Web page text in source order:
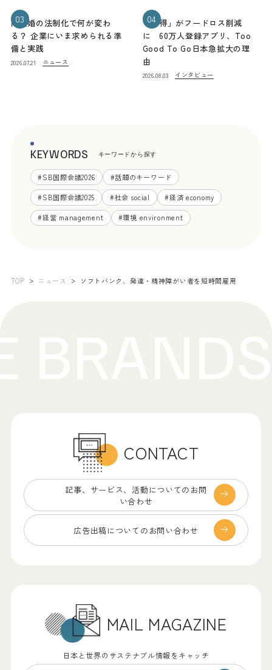
03
同性婚の法制化で何が変わ
る？ 企業にいま求められる準
備と実践
2026.07.21 ニュース
04
「お得」がフードロス削減
に 60万人登録アプリ、Too
Good To Go日本急拡大の理
由
2026.08.03 インタビュー
KEYWORDS キーワードから探す
#SB国際会議2026 #話題のキーワード
#SB国際会議2025 #社会 social #経済 economy
#経営 management #環境 environment
TOP ニュース ソフトバンク、発達・精神障がい者を短時間雇用
CONTACT
記事、サービス、 活動についてのお問
い合わせ
広告出稿についての お問い合わせ
MAIL MAGAZINE
日本と世界のサステナブル情報をキャッチ